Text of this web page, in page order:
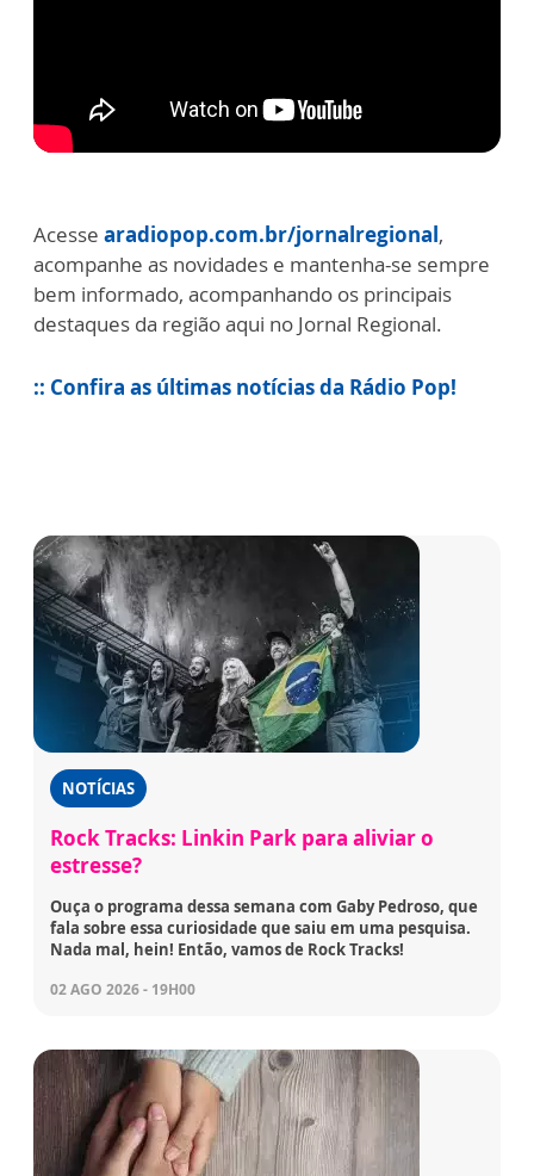
Acesse aradiopop.com.br/jornalregional,
acompanhe as novidades e mantenha-se sempre
bem informado, acompanhando os principais
destaques da região aqui no Jornal Regional.
:: Confira as últimas notícias da Rádio Pop!
NOTÍCIAS
Rock Tracks: Linkin Park para aliviar o
estresse?
Ouça o programa dessa semana com Gaby Pedroso, que
fala sobre essa curiosidade que saiu em uma pesquisa.
Nada mal, hein! Então, vamos de Rock Tracks!
02 AGO 2026 - 19H00